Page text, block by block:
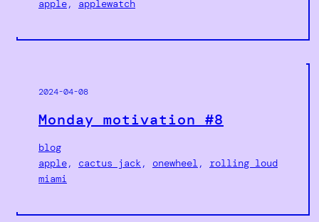
apple, applewatch
2024-04-08
Monday motivation #8
blog
apple, cactus jack , onewheel , rolling loud
miami